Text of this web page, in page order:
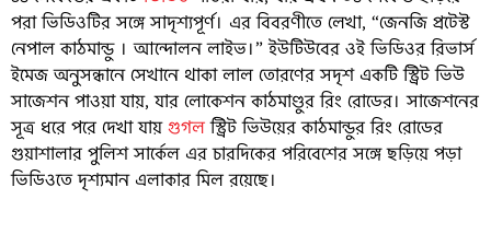
পরা ভিডিওটির সঙ্গে সাদৃশ্যপূর্ণ। এর বিবরণীতে লেখা, “জেনজি প্রটেস্ট
নেপাল কাঠমান্ডু । আন্দোলন লাইভ।” ইউটিউবের ওই ভিডিওর রিভার্স
ইমেজ অনুসন্ধানে সেখানে থাকা লাল তোরণের সদৃশ একটি স্ট্রিট ভিউ
সাজেশন পাওয়া যায়, যার লোকেশন কাঠমাণ্ডুর রিং রোডের। সাজেশনের
সূত্র ধরে পরে দেখা যায়গুগলস্ট্রিট ভিউয়ের কাঠমান্ডুর রিং রোডের
গুয়াশালার পুলিশ সার্কেল এর চারদিকের পরিবেশের সঙ্গে ছড়িয়ে পড়া
ভিডিওতে দৃশ্যমান এলাকার মিল রয়েছে।